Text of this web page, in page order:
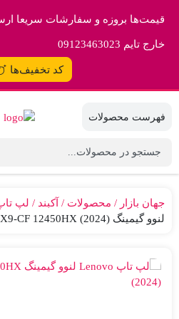
قیمت‌ها بروزه و سفارشات سریعا
خارج تایم 09123463023
کد تخفیف‌ها
جهان بازار محصولات آکبند لپ
لنوو گیمینگ LOQ 15IAX9-CF 12450HX (2024)